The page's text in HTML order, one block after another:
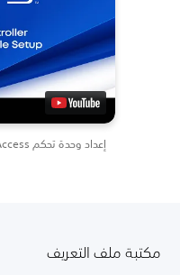
إعداد وحدة تحكم Access
مكتبة ملف التعريف